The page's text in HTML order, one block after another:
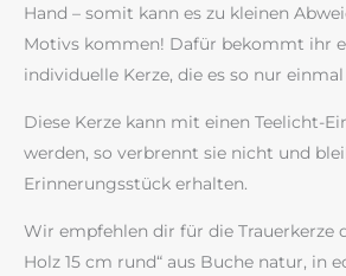
Hand – somit kann es zu kleinen
Motivs kommen! Dafür bekommt ihr
individuelle Kerze, die es so nur
Diese Kerze kann mit einen Teelicht-
werden, so verbrennt sie nicht und
Erinnerungsstück erhalten.
Wir empfehlen dir für die Trauerkerze
Holz 15 cm rund“ aus Buche natur, in